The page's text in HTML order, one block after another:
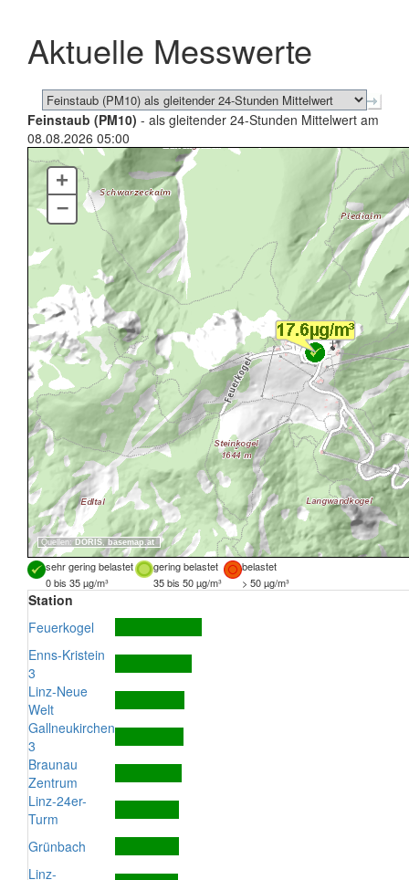
schließen
Aktuelle Messwerte
Feinstaub (PM10) - als gleitender 24-Stunden Mittelwert am
08.08.2026 05:00
Quellen: DORIS, basemap.at
+
–
sehr gering belastet gering belastet
belastet
0 bis 35 µg/m³
35 bis 50 µg/m³ > 50 µg/m³
Station
Feuerkogel
Enns-Kristein
3
Linz-Neue
Welt
Gallneukirchen
3
Braunau
Zentrum
Linz-24er-
Turm
Grünbach
Linz-